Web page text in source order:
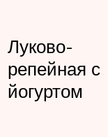
Луково-
репейная с
йогуртом